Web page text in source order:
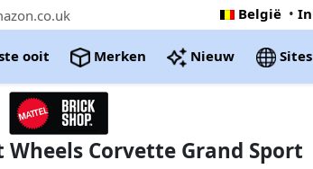
België •
ooit Merken Nieuw Sites
Wheels Corvette Grand Sport